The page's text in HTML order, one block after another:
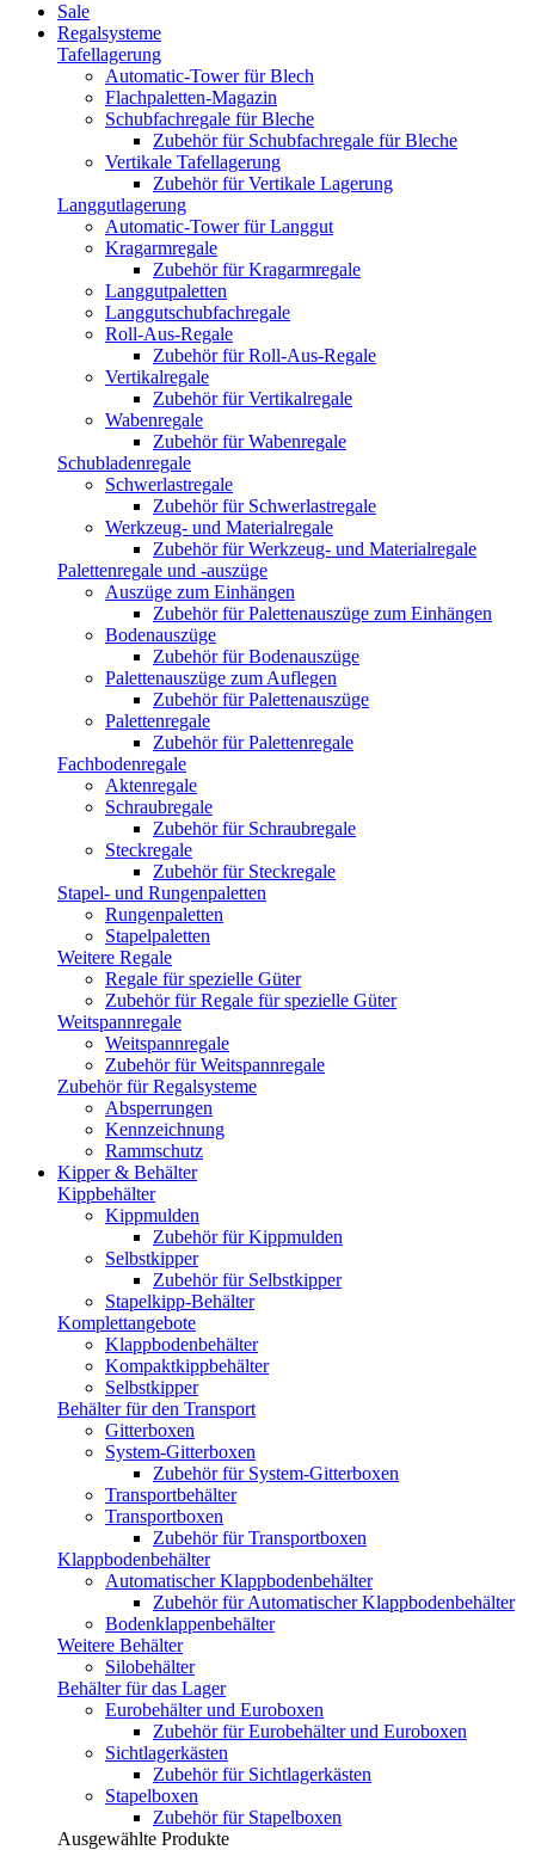
Sale
Regalsysteme
Tafellagerung
Automatic-Tower für Blech
Flachpaletten-Magazin
Schubfachregale für Bleche
Zubehör für Schubfachregale für Bleche
Vertikale Tafellagerung
Zubehör für Vertikale Lagerung
Langgutlagerung
Automatic-Tower für Langgut
Kragarmregale
Zubehör für Kragarmregale
Langgutpaletten
Langgutschubfachregale
Roll-Aus-Regale
Zubehör für Roll-Aus-Regale
Vertikalregale
Zubehör für Vertikalregale
Wabenregale
Zubehör für Wabenregale
Schubladenregale
Schwerlastregale
Zubehör für Schwerlastregale
Werkzeug- und Materialregale
Zubehör für Werkzeug- und Materialregale
Palettenregale und -auszüge
Auszüge zum Einhängen
Zubehör für Palettenauszüge zum Einhängen
Bodenauszüge
Zubehör für Bodenauszüge
Palettenauszüge zum Auflegen
Zubehör für Palettenauszüge
Palettenregale
Zubehör für Palettenregale
Fachbodenregale
Aktenregale
Schraubregale
Zubehör für Schraubregale
Steckregale
Zubehör für Steckregale
Stapel- und Rungenpaletten
Rungenpaletten
Stapelpaletten
Weitere Regale
Regale für spezielle Güter
Zubehör für Regale für spezielle Güter
Weitspannregale
Weitspannregale
Zubehör für Weitspannregale
Zubehör für Regalsysteme
Absperrungen
Kennzeichnung
Rammschutz
Kipper & Behälter
Kippbehälter
Kippmulden
Zubehör für Kippmulden
Selbstkipper
Zubehör für Selbstkipper
Stapelkipp-Behälter
Komplettangebote
Klappbodenbehälter
Kompaktkippbehälter
Selbstkipper
Behälter für den Transport
Gitterboxen
System-Gitterboxen
Zubehör für System-Gitterboxen
Transportbehälter
Transportboxen
Zubehör für Transportboxen
Klappbodenbehälter
Automatischer Klappbodenbehälter
Zubehör für Automatischer Klappbodenbehälter
Bodenklappenbehälter
Weitere Behälter
Silobehälter
Behälter für das Lager
Eurobehälter und Euroboxen
Zubehör für Eurobehälter und Euroboxen
Sichtlagerkästen
Zubehör für Sichtlagerkästen
Stapelboxen
Zubehör für Stapelboxen
Ausgewählte Produkte